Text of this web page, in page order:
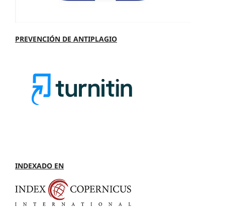
PREVENCIÓN DE ANTIPLAGIO
INDEXADO EN